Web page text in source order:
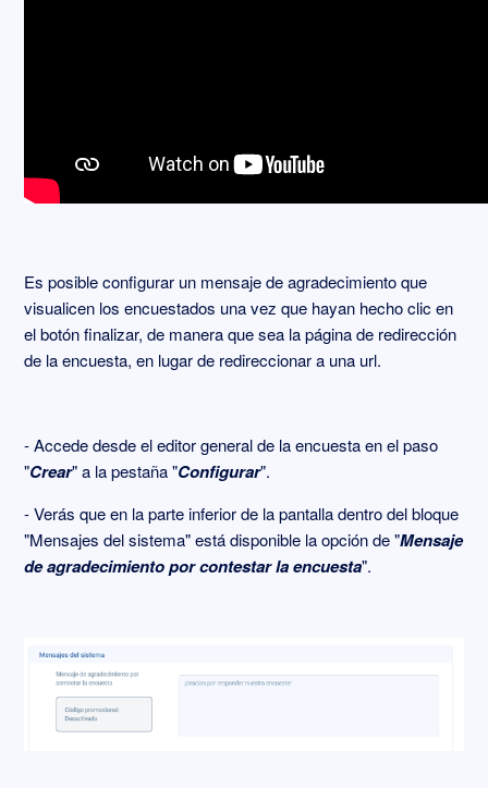
Es posible configurar un mensaje de agradecimiento que
visualicen los encuestados una vez que hayan hecho clic en
el botón finalizar, de manera que sea la página de redirección
de la encuesta, en lugar de redireccionar a una url.
- Accede desde el editor general de la encuesta en el paso
"Crear" a la pestaña "Configurar".
- Verás que en la parte inferior de la pantalla dentro del bloque
"Mensajes del sistema" está disponible la opción de "Mensaje
de agradecimiento por contestar la encuesta".